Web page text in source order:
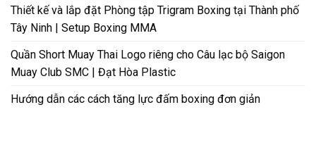
Thiết kế và lắp đặt Phòng tập Trigram Boxing tại Thành phố
Tây Ninh | Setup Boxing MMA
Quần Short Muay Thai Logo riêng cho Câu lạc bộ Saigon
Muay Club SMC | Đạt Hòa Plastic
Hướng dẫn các cách tăng lực đấm boxing đơn giản